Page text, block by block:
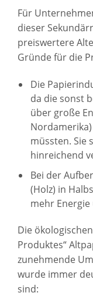
Für
dieser
preiswertere
Gründe für die
Die
da die sonst
über große
müssten. Sie
hinreichend
Bei der
(Holz) in
mehr
Die
Produktes“
zunehmende
wurde immer
sind: